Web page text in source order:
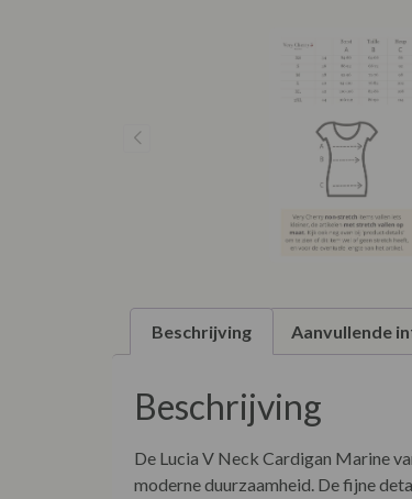
Beschrijving Aanvullende
Beschrijving
De Lucia V Neck Cardigan Marine
moderne duurzaamheid. De fijne